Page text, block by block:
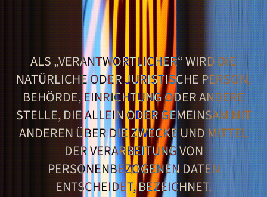
ALS „VERANTWORTLICHER“ WIRD DIE
NATÜRLICHE ODER JURISTISCHE PERSON,
BEHÖRDE, EINRICHTUNG ODER ANDERE
STELLE, DIE ALLEIN ODER GEMEINSAM MIT
ANDEREN ÜBER DIE ZWECKE UND MITTEL
DER VERARBEITUNG VON
PERSONENBEZOGENEN DATEN
ENTSCHEIDET, BEZEICHNET.